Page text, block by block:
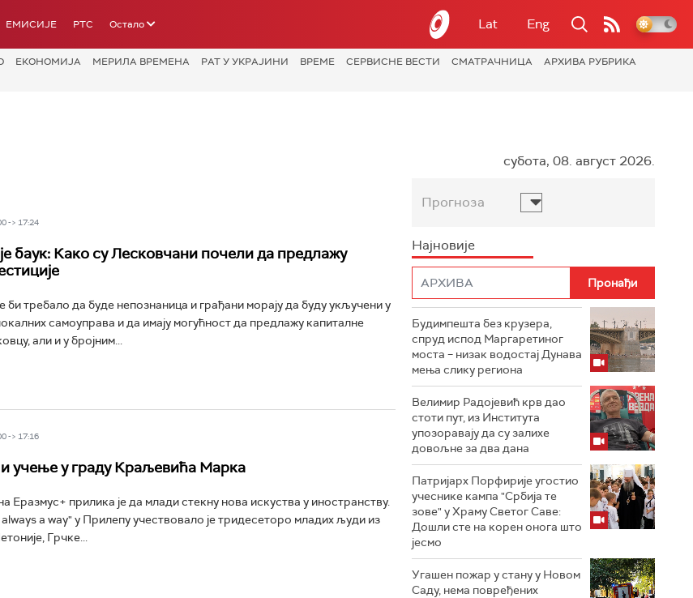
ЕМИСИЈЕ РТС Остало Lat Eng
ЕКОНОМИЈА МЕРИЛА ВРЕМЕНА РАТ У УКРАЈИНИ ВРЕМЕ СЕРВИСНЕ ВЕСТИ СМАТРАЧНИЦА
АРХИВА РУБРИКА
-> 17:24
баук: Како су Лесковчани почели да предлажу
би требало да буде непознаница и грађани морају да буду укључени у
самоуправа и да имају могућност да предлажу капиталне
али и у бројним...
-> 17:16
учење у граду Краљевића Марка
Еразмус+ прилика је да млади стекну нова искуства у иностранству.
a way" у Прилепу учествовало је тридесеторо младих људи из
Грчке...
субота, 08. август 2026.
Прогноза
Најновије
Будимпешта без крузера,
спруд испод Маргаретиног
моста – низак водостај Дунава
мења слику региона
Велимир Радојевић крв дао
стоти пут, из Института
упозоравају да су залихе
довољне за два дана
Патријарх Порфирије угостио
учеснике кампа "Србија те
зове" у Храму Светог Саве:
Дошли сте на корен онога што
јесмо
Угашен пожар у стану у Новом
Саду, нема повређених